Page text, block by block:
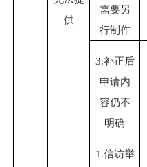
供
需要另
行制作
3.补正后
申请内
容仍不
明确
1.信访举